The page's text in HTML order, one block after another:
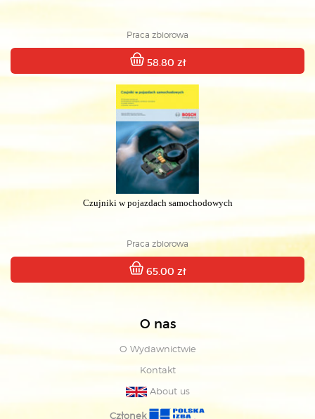
Praca zbiorowa
58.80 zł
Czujniki w pojazdach samochodowych
Praca zbiorowa
65.00 zł
O nas
O Wydawnictwie
Kontakt
About us
Członek